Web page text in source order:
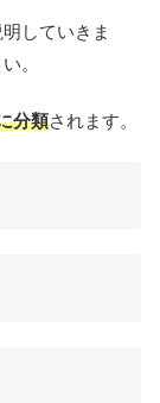
していきま
。
分類されます。